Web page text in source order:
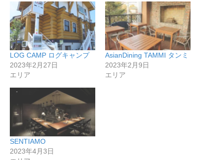
LOG CAMP ログキャンプ
2023年2月27日
エリア
AsianDining TAMMI タンミ
2023年2月9日
エリア
SENTIAMO
2023年4月3日